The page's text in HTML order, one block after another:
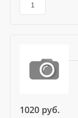
1020 руб.